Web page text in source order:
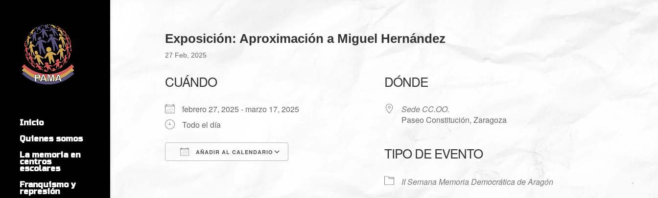
Inicio
Quienes somos
La memoria en
centros
escolares
Franquismo y
represión
Exposición: Aproximación a Miguel Hernández
27 Feb, 2025
CUÁNDO
febrero 27, 2025 - marzo 17, 2025
Todo el día
AÑADIR AL CALENDARIO
DÓNDE
Sede CC.OO.
Paseo Constitución, Zaragoza
TIPO DE EVENTO
II Semana Memoria Democrática de Aragón